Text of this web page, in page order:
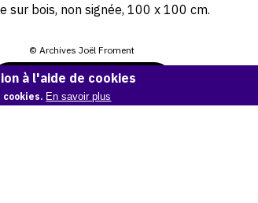
sur bois, non signée, 100 x 100 cm.
© Archives Joël Froment
Demande d'information
à l'aide de cookies
En savoir plus